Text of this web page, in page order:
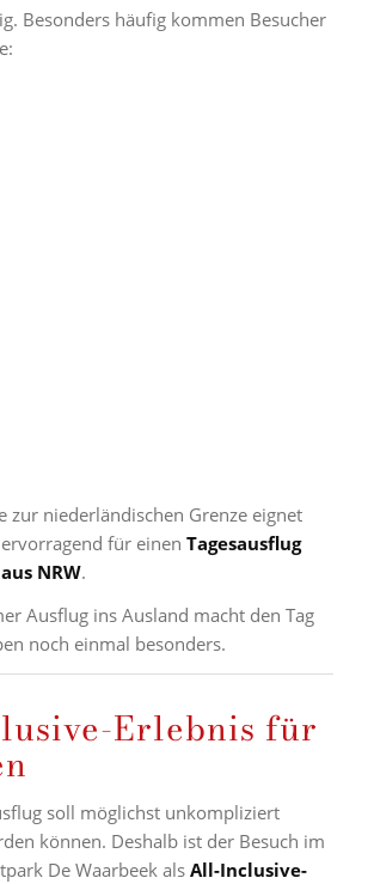
Besonders häufig kommen Besucher
zur niederländischen Grenze eignet
für einen Tagesausflug
NRW.
Ausflug ins Ausland macht den Tag
noch einmal besonders.
Erlebnis für
soll möglichst unkompliziert
können. Deshalb ist der Besuch im
De Waarbeek als All-Inclusive-